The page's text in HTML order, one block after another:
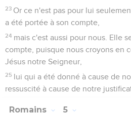
23 Or ce n'est pas pour lui
a été portée à son compte,
24 mais c'est aussi pour nous. Elle
compte, puisque nous croyons en
Jésus notre Seigneur,
25 lui qui a été donné à cause de
ressuscité à cause de notre
Romains 5